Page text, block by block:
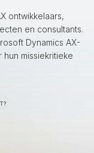
ontwikkelaars,
en consultants.
Dynamics AX-
hun missiekritieke